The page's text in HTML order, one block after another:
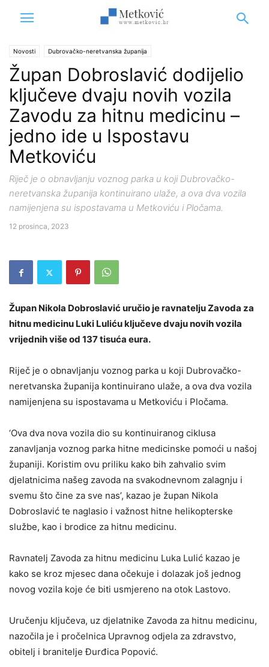
Novosti Dubrovačko-neretvanska županija
Župan Dobroslavić dodijelio
ključeve dvaju novih vozila
Zavodu za hitnu medicinu –
jedno ide u Ispostavu
Metkoviću
Riječ je o obnavljanju voznog parka u koji Dubrovačko-
neretvanska županija kontinuirano ulaže, a ova dva vozila
namijenjena su ispostavama u Metkoviću i Pločama.
12 prosinca, 2023
Župan Nikola Dobroslavić uručio je ravnatelju Zavoda za
hitnu medicinu Luki Luliću ključeve dvaju novih vozila
vrijednih više od 137 tisuća eura.
Riječ je o obnavljanju voznog parka u koji Dubrovačko-
neretvanska županija kontinuirano ulaže, a ova dva vozila
namijenjena su ispostavama u Metkoviću i Pločama.
‘Ova dva nova vozila dio su kontinuiranog ciklusa
zanavljanja voznog parka hitne medicinske pomoći u našoj
županiji. Koristim ovu priliku kako bih zahvalio svim
djelatnicima našeg zavoda na svakodnevnom zalagnju i
svemu što čine za sve nas’, kazao je župan Nikola
Dobroslavić te naglasio i važnost hitne helikopterske
službe, kao i brodice za hitnu medicinu.
Ravnatelj Zavoda za hitnu medicinu Luka Lulić kazao je
kako se kroz mjesec dana očekuje i dolazak još jednog
novog vozila koje će biti usmjereno na otok Lastovo.
Uručenju ključeva, uz djelatnike Zavoda za hitnu medicinu,
nazočila je i pročelnica Upravnog odjela za zdravstvo,
obitelj i branitelje Đurđica Popović.